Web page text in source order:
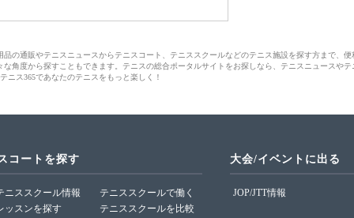
の通販やテニスニュースからテニスコート、テニススクールなどのテニス施設を探す方まで、便
角度から探すこともできます。テニスの総合ポータルサイトをお探しなら、テニスニュースや
ニス365であなたのテニスをもっと楽しく！
コートを探す
ニススクール情報
ッスンを探す
テニススクールで働く
テニススクールを比較
大会/イベントに出る
JOP/JTT情報